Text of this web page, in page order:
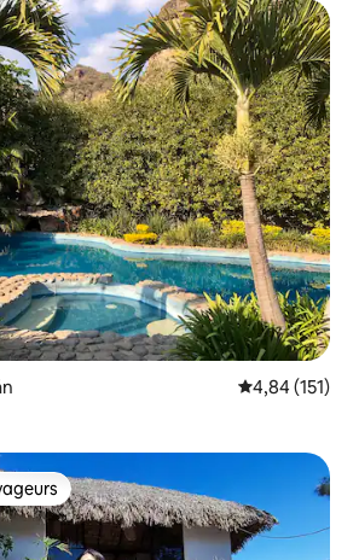
Évaluation
4,84 (151)